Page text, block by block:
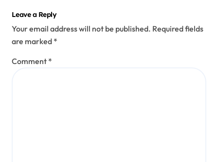
Leave a Reply
Your email address will not be published. Required fields
are marked *
Comment *